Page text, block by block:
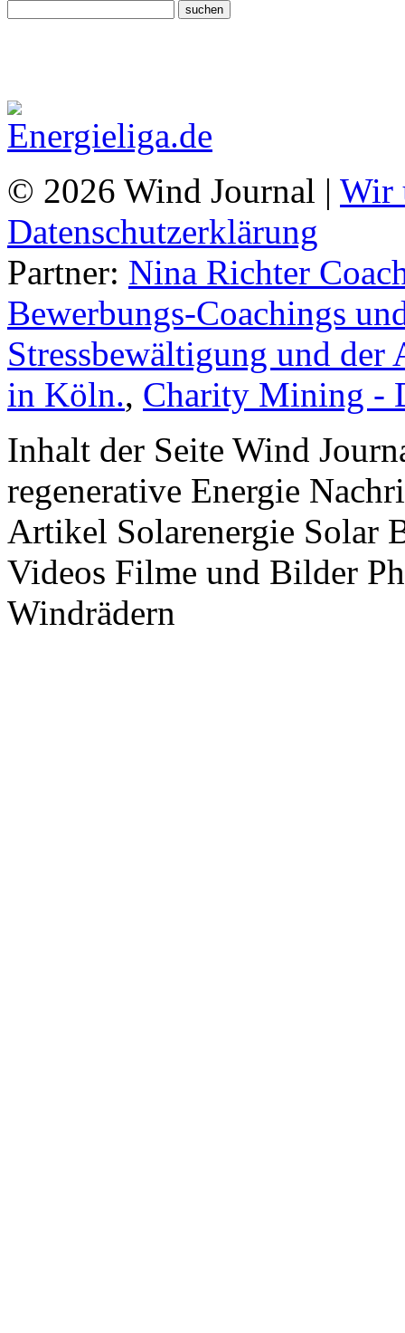
© 2026 Wind Journal | Wir
Datenschutzerklärung
Partner: Nina Richter
Bewerbungs-Coachings
Stressbewältigung und
in Köln., Charity Mining -
Inhalt der Seite Wind
regenerative Energie
Artikel Solarenergie Solar
Videos Filme und Bilder
Windrädern